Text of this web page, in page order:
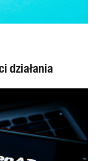
działania